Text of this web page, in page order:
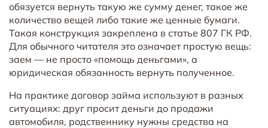
обязуется вернуть такую же сумму денег, такое же
количество вещей либо такие же ценные бумаги.
Такая конструкция закреплена в статье 807 ГК РФ.
Для обычного читателя это означает простую вещь:
заем — не просто «помощь деньгами», а
юридическая обязанность вернуть полученное.
На практике договор займа используют в разных
ситуациях: друг просит деньги до продажи
автомобиля, родственнику нужны средства на